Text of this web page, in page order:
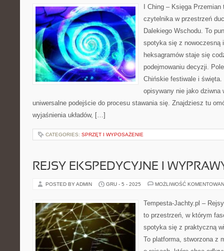
I Ching – Księga
czytelnika w przestrzeń
Dalekiego Wschodu. To
spotyka się z nowoczesną
heksagramów staje się
podejmowaniu decyzji.
Chińskie festiwale i
opisywany nie jako dziwna
uniwersalne podejście do procesu stawania się. Znajdziesz tu
wyjaśnienia układów, […]
CATEGORIES: SPRZĘT I WYPOSAŻENIE
REJSY EKSPEDYCYJNE I
POSTED BY ADMIN GRU - 5 - 2025 MOŻLIWOŚĆ
Tempesta-Jachty.pl –
to przestrzeń, w którym
spotyka się z praktyczną
To platforma, stworzona z